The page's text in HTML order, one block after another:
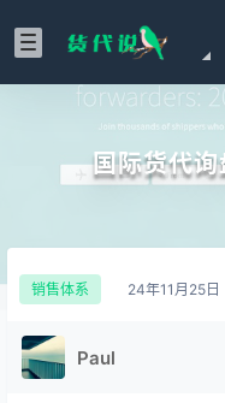
国际货代
销售体系 24年11月25日
Paul